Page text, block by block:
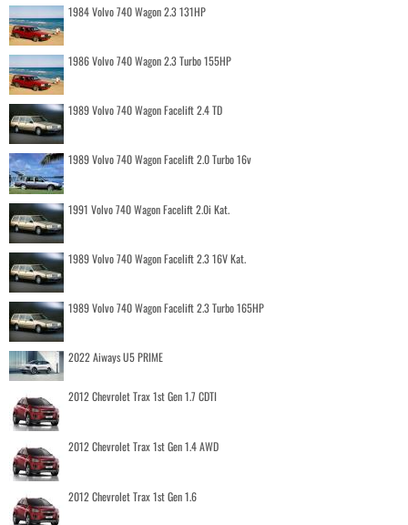
1984 Volvo 740 Wagon 2.3 131HP
1986 Volvo 740 Wagon 2.3 Turbo 155HP
1989 Volvo 740 Wagon Facelift 2.4 TD
1989 Volvo 740 Wagon Facelift 2.0 Turbo 16v
1991 Volvo 740 Wagon Facelift 2.0i Kat.
1989 Volvo 740 Wagon Facelift 2.3 16V Kat.
1989 Volvo 740 Wagon Facelift 2.3 Turbo 165HP
2022 Aiways U5 PRIME
2012 Chevrolet Trax 1st Gen 1.7 CDTI
2012 Chevrolet Trax 1st Gen 1.4 AWD
2012 Chevrolet Trax 1st Gen 1.6